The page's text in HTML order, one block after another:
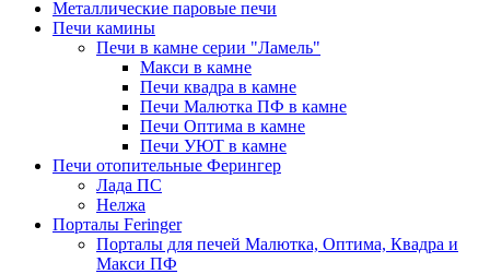
Металлические паровые печи
Печи камины
Печи в камне серии "Ламель"
Макси в камне
Печи квадра в камне
Печи Малютка ПФ в камне
Печи Оптима в камне
Печи УЮТ в камне
Печи отопительные Ферингер
Лада ПС
Нелжа
Порталы Feringer
Порталы для печей Малютка, Оптима, Квадра и
Макси ПФ